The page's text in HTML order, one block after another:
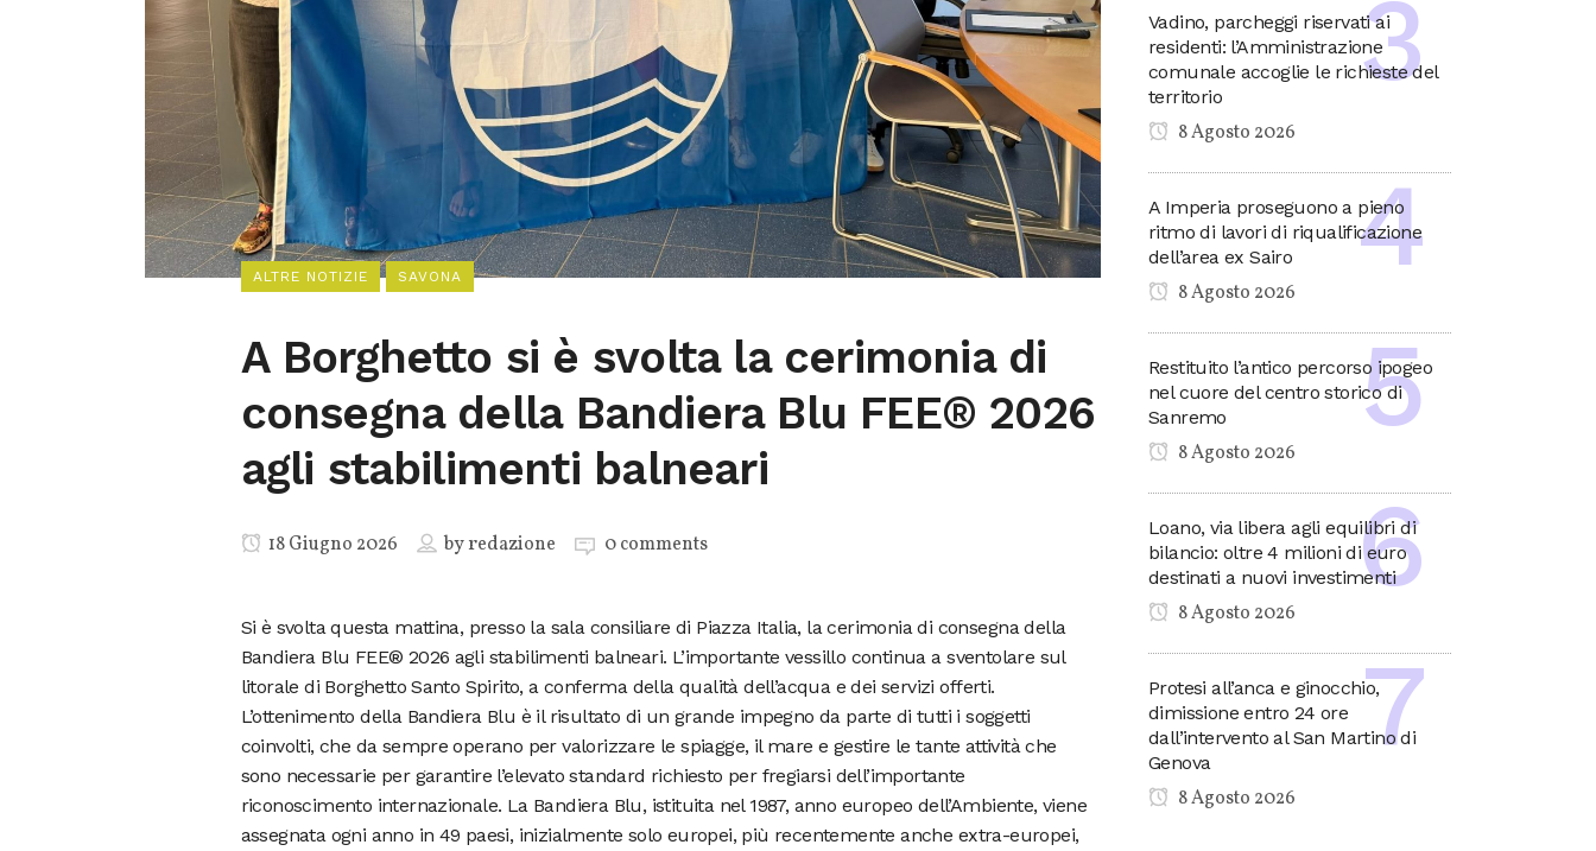
ALTRE NOTIZIE SAVONA
A Borghetto si è svolta la cerimonia di
consegna della Bandiera Blu FEE® 2026
agli stabilimenti balneari
18 Giugno 2026 byredazione 0 comments
Si è svolta questa mattina, presso la sala consiliare di Piazza Italia, la cerimonia di consegna della
Bandiera Blu FEE® 2026 agli stabilimenti balneari. L’importante vessillo continua a sventolare sul
litorale di Borghetto Santo Spirito, a conferma della qualità dell’acqua e dei servizi offerti.
L’ottenimento della Bandiera Blu è il risultato di un grande impegno da parte di tutti i soggetti
coinvolti, che da sempre operano per valorizzare le spiagge, il mare e gestire le tante attività che
sono necessarie per garantire l’elevato standard richiesto per fregiarsi dell’importante
riconoscimento internazionale. La Bandiera Blu, istituita nel 1987, anno europeo dell’Ambiente, viene
assegnata ogni anno in 49 paesi, inizialmente solo europei, più recentemente anche extra-europei,
Vadino, parcheggi riservati ai
residenti: l’Amministrazione
comunale accoglie le richieste del
territorio
8 Agosto 2026
A Imperia proseguono a pieno
ritmo di lavori di riqualificazione
dell’area ex Sairo
8 Agosto 2026
Restituito l’antico percorso ipogeo
nel cuore del centro storico di
Sanremo
8 Agosto 2026
Loano, via libera agli equilibri di
bilancio: oltre 4 milioni di euro
destinati a nuovi investimenti
8 Agosto 2026
Protesi all’anca e ginocchio,
dimissione entro 24 ore
dall’intervento al San Martino di
Genova
8 Agosto 2026